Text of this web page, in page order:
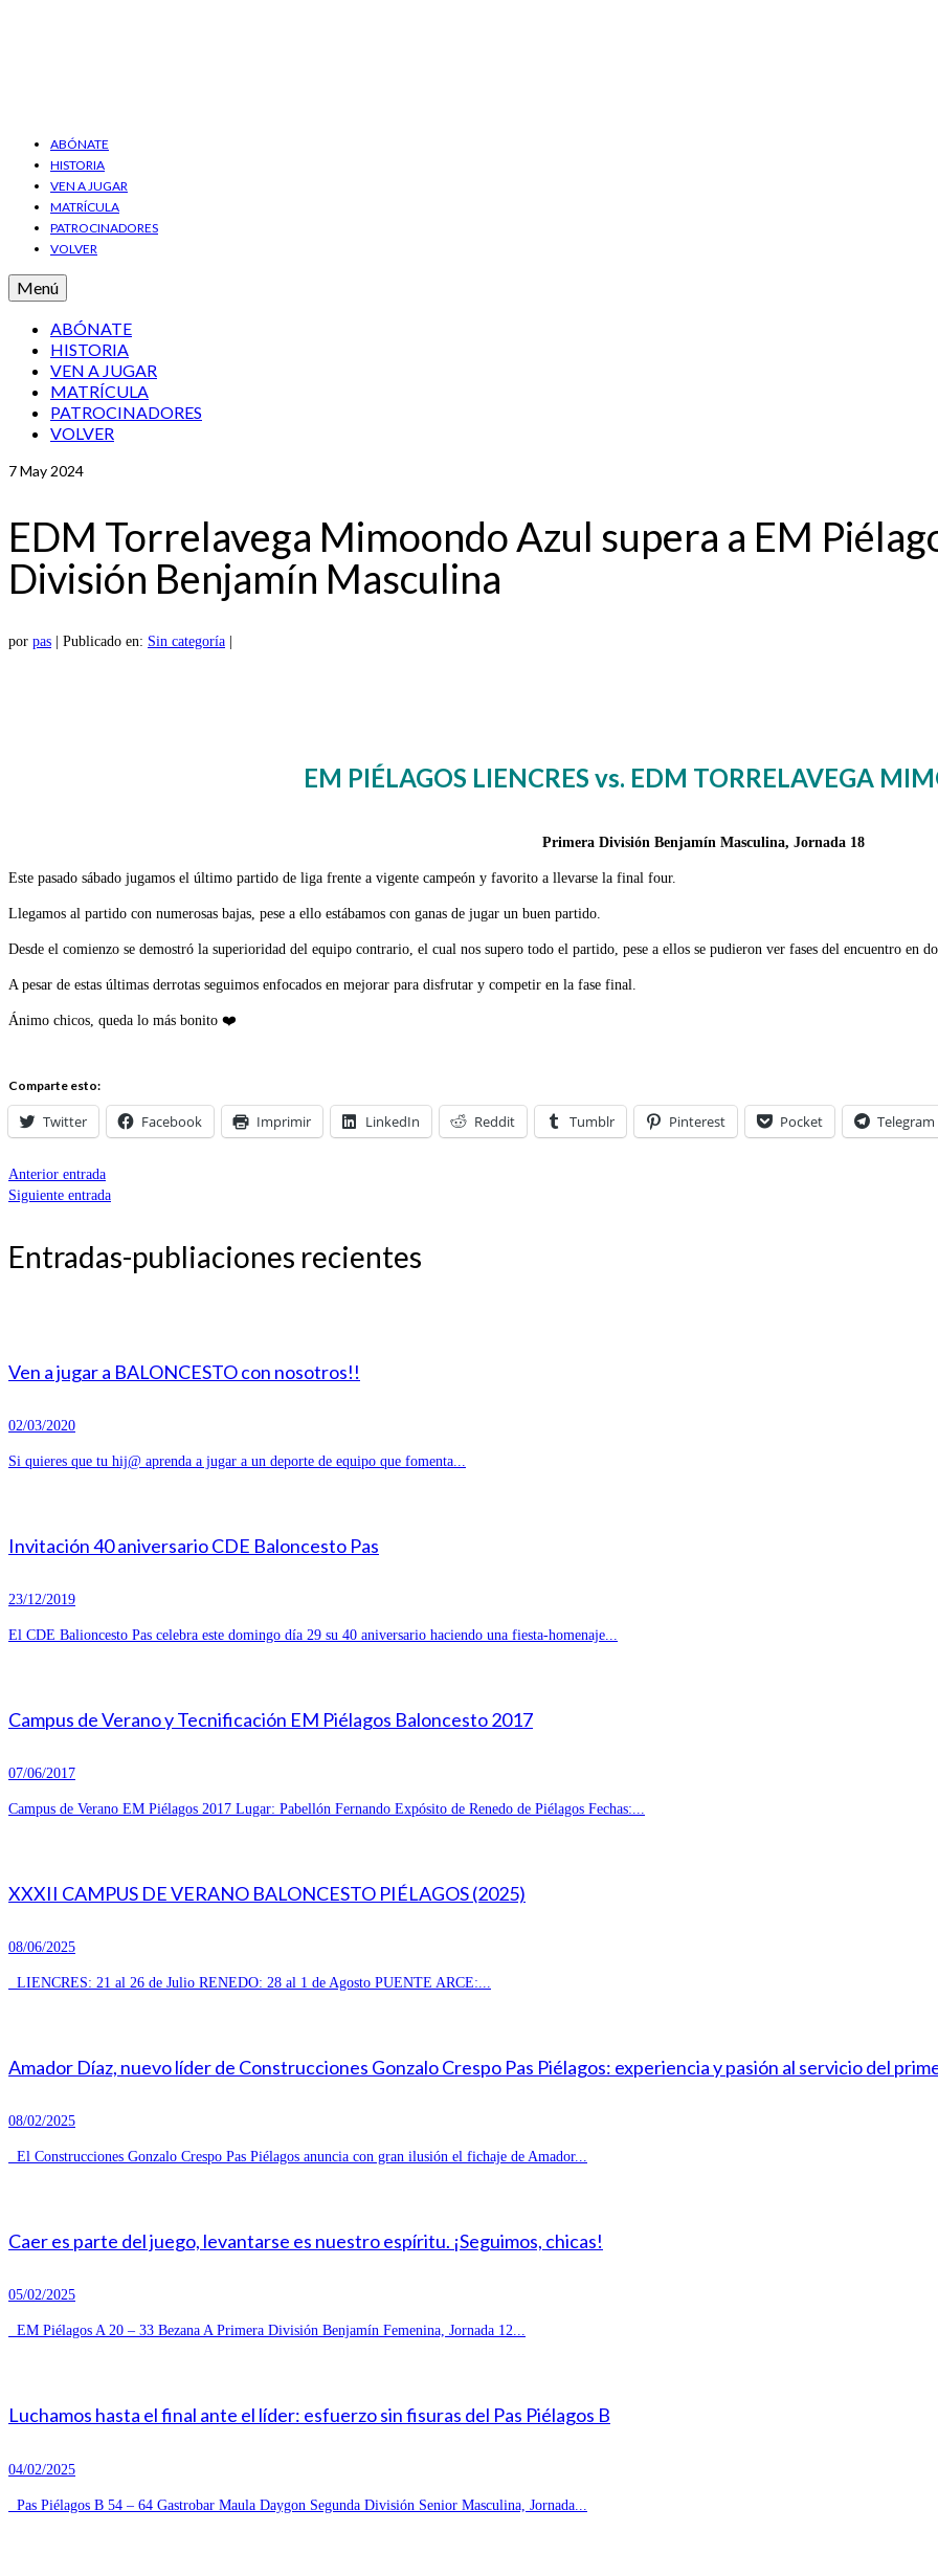
ABÓNATE
HISTORIA
VEN A JUGAR
MATRÍCULA
PATROCINADORES
VOLVER
Menú
ABÓNATE
HISTORIA
VEN A JUGAR
MATRÍCULA
PATROCINADORES
VOLVER
7May 2024
EDM Torrelavega Mimoondo Azul supera a EM
División Benjamín Masculina
por pas Publicado en: Sin categoría
EM PIÉLAGOS LIENCRES vs. EDM TORRELAVEGA
Primera División Benjamín Masculina, Jornada 18
Este pasado sábado jugamos el último partido de liga frente a vigente campeón y favorito a llevarse la final four.
Llegamos al partido con numerosas bajas, pese a ello estábamos con ganas de jugar un buen partido.
Desde el comienzo se demostró la superioridad del equipo contrario, el cual nos supero todo el partido, pese a ellos se pudieron ver fases del encuentro en
A pesar de estas últimas derrotas seguimos enfocados en mejorar para disfrutar y competir en la fase final.
Ánimo chicos, queda lo más bonito ❤️
Comparte esto:
Twitter Facebook Imprimir LinkedIn Reddit Tumblr Pinterest Pocket Telegram
Anterior entrada
Siguiente entrada
Entradas-publiaciones recientes
Ven a jugar a BALONCESTO con nosotros!!
02/03/2020
Si quieres que tu hij@ aprenda a jugar a un deporte de equipo que fomenta...
Invitación 40 aniversario CDE Baloncesto Pas
23/12/2019
El CDE Balioncesto Pas celebra este domingo día 29 su 40 aniversario haciendo una fiesta-homenaje...
Campus de Verano y Tecnificación EM Piélagos Baloncesto 2017
07/06/2017
Campus de Verano EM Piélagos 2017 Lugar: Pabellón Fernando Expósito de Renedo de Piélagos Fechas:...
XXXII CAMPUS DE VERANO BALONCESTO PIÉLAGOS (2025)
08/06/2025
LIENCRES: 21 al 26 de Julio RENEDO: 28 al 1 de Agosto PUENTE ARCE:...
Amador Díaz, nuevo líder de Construcciones Gonzalo Crespo Pas Piélagos: experiencia y pasión al servicio del
08/02/2025
El Construcciones Gonzalo Crespo Pas Piélagos anuncia con gran ilusión el fichaje de Amador...
Caer es parte del juego, levantarse es nuestro espíritu. ¡Seguimos, chicas!
05/02/2025
EM Piélagos A 20 – 33 Bezana A Primera División Benjamín Femenina, Jornada 12...
Luchamos hasta el final ante el líder: esfuerzo sin fisuras del Pas Piélagos B
04/02/2025
Pas Piélagos B 54 – 64 Gastrobar Maula Daygon Segunda División Senior Masculina, Jornada...